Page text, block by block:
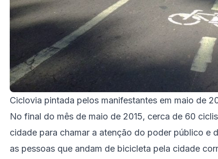
Ciclovia pintada pelos manifestantes em maio de
No final do mês de maio de 2015, cerca de 60
cidade para chamar a atenção do poder público e
as pessoas que andam de bicicleta pela cidade